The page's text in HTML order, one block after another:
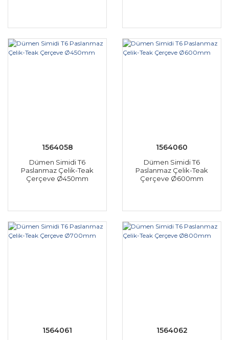
1564058
Dümen Simidi T6
Paslanmaz Çelik-Teak
Çerçeve Ø450mm
1564060
Dümen Simidi T6
Paslanmaz Çelik-Teak
Çerçeve Ø600mm
1564061 1564062